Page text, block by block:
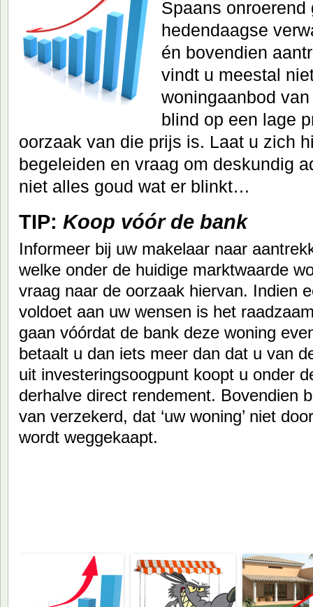
Spaans
hedendaagse
én bovendien
vindt u meestal
woningaanbod
blind op een lage
oorzaak van die prijs is. Laat u zich
begeleiden en vraag om deskundig
niet alles goud wat er blinkt…
TIP: Koop vóór de bank
Informeer bij uw makelaar naar
welke onder de huidige marktwaarde
vraag naar de oorzaak hiervan. Indien
voldoet aan uw wensen is het
gaan vóórdat de bank deze woning
betaalt u dan iets meer dan dat u van
uit investeringsoogpunt koopt u onder
derhalve direct rendement. Bovendien
van verzekerd, dat ‘uw woning’ niet
wordt weggekaapt.